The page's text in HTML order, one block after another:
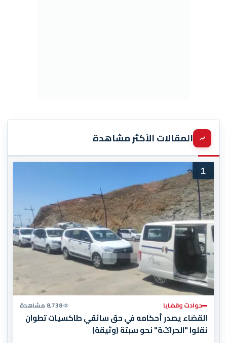
المقالات الأكثر مشاهدة
1
حوادث وقضايا 8,738 مشاهدة
القضاء يصدر أحكامه في حق سائقي طاكسيات تطوان
نقلوا "الحراݣة" نحو سبتة (وثيقة)